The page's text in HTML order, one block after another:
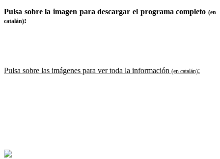
Pulsa sobre la imagen para descargar el programa completo (en
catalán):
Pulsa sobre las imágenes para ver toda la información (en catalán):